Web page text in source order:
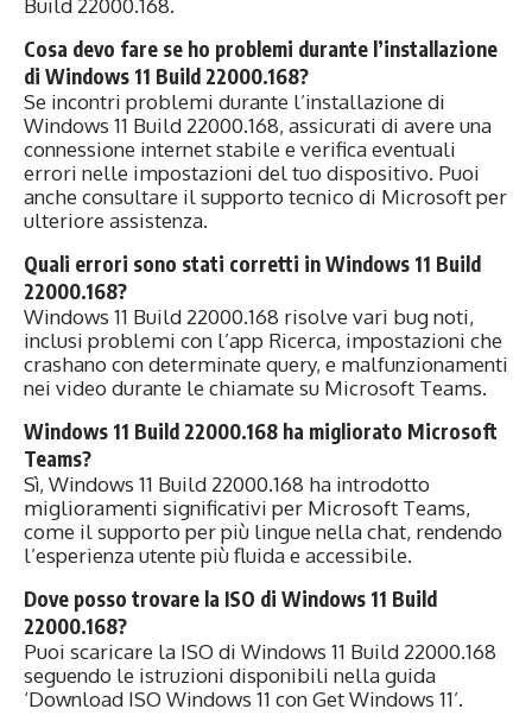
Build 22000.168.
Cosa devo fare se ho problemi durante l’installazione
di Windows 11 Build 22000.168?
Se incontri problemi durante l’installazione di
Windows 11 Build 22000.168, assicurati di avere una
connessione internet stabile e verifica eventuali
errori nelle impostazioni del tuo dispositivo. Puoi
anche consultare il supporto tecnico di Microsoft per
ulteriore assistenza.
Quali errori sono stati corretti in Windows 11 Build
22000.168?
Windows 11 Build 22000.168 risolve vari bug noti,
inclusi problemi con l’app Ricerca, impostazioni che
crashano con determinate query, e malfunzionamenti
nei video durante le chiamate su Microsoft Teams.
Windows 11 Build 22000.168 ha migliorato Microsoft
Teams?
Sì, Windows 11 Build 22000.168 ha introdotto
miglioramenti significativi per Microsoft Teams,
come il supporto per più lingue nella chat, rendendo
l’esperienza utente più fluida e accessibile.
Dove posso trovare la ISO di Windows 11 Build
22000.168?
Puoi scaricare la ISO di Windows 11 Build 22000.168
seguendo le istruzioni disponibili nella guida
‘Download ISO Windows 11 con Get Windows 11’.